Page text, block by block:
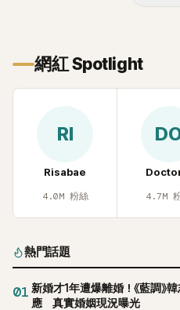
網紅 Spotlight
RI
Risabae
4.0M 粉絲 4.7M
熱門話題
01 新婚才1年遭爆離婚！《藍調》
應 真實婚姻現況曝光